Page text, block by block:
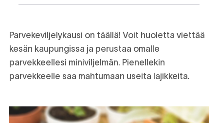
Parvekeviljelykausi on täällä! Voit huoletta viettää
kesän kaupungissa ja perustaa omalle
parvekkeellesi miniviljelmän. Pienellekin
parvekkeelle saa mahtumaan useita lajikkeita.